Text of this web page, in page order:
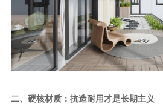
二、硬核材质：抗造耐用才是长期主义